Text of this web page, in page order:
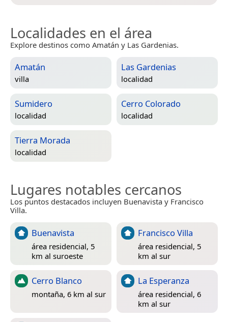
Localidades en el área
Explore destinos como Amatán y Las Gardenias.
Amatán
villa
Las Gardenias
localidad
Sumidero
localidad
Cerro Colorado
localidad
Tierra Morada
localidad
Lugares notables cercanos
Los puntos destacados incluyen Buenavista y Francisco
Villa.
Buenavista
área residencial, 5
km al suroeste
Francisco Villa
área residencial, 5
km al sur
Cerro Blanco
montaña, 6 km al sur
La Esperanza
área residencial, 6
km al sur